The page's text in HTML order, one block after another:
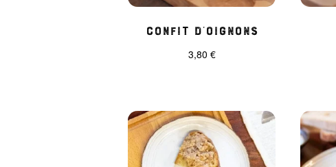
Confit d’oignons
3,80 €